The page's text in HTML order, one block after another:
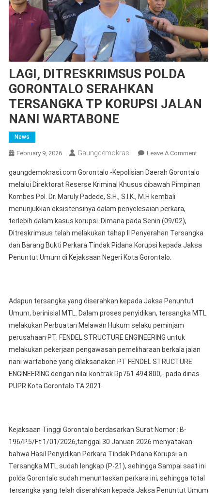
LAGI, DITRESKRIMSUS POLDA
GORONTALO SERAHKAN
TERSANGKA TP KORUPSI JALAN
NANI WARTABONE
News
February 9, 2026 Gaungdemokrasi Leave A CommentOn
POLDA
TP
gaungdemokrasi.com Gorontalo -Kepolisian Daerah Gorontalo
melalui Direktorat Reserse Kriminal Khusus dibawah Pimpinan
Kombes Pol. Dr. Maruly Padede, S.H., S.I.K., M.H kembali
menunjukkan eksistensinya dalam penyelesaian perkara,
terlebih dalam kasus korupsi. Dimana pada Senin (09/02),
Ditreskrimsus telah melakukan tahap II Penyerahan Tersangka
dan Barang Bukti Perkara Tindak Pidana Korupsi kepada Jaksa
Penuntut Umum di Kejaksaan Negeri Kota Gorontalo.
Adapun tersangka yang diserahkan kepada Jaksa Penuntut
Umum, berinisial MTL. Dalam proses penyidikan, tersangka MTL
melakukan Perbuatan Melawan Hukum selaku peminjam
perusahaan PT. FENDEL STRUCTURE ENGINEERING untuk
melakukan pekerjaan pengawasan pemeliharaan berkala jalan
nani wartabone yang dilaksanakan PT FENDEL STRUCTURE
ENGINEERING dengan nilai kontrak Rp761.494.800,- pada dinas
PUPR Kota Gorontalo TA 2021.
Kejaksaan Tinggi Gorontalo berdasarkan Surat Nomor : B-
196/P.5/Ft.1/01/2026,tanggal 30 Januari 2026 menyatakan
bahwa Hasil Penyidikan Perkara Tindak Pidana Korupsi a.n
Tersangka MTL sudah lengkap (P-21), sehingga Sampai saat ini
polda Gorontalo sudah menuntaskan perkara ini, sehingga total
tersangka yang telah diserahkan kepada Jaksa Penuntut Umum